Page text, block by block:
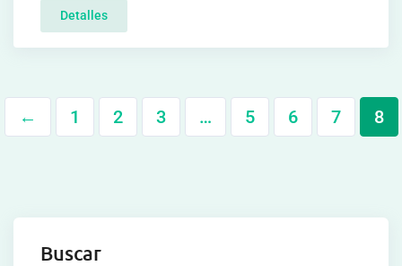
Detalles
← 1 2 3 … 5 6 7 8
Buscar